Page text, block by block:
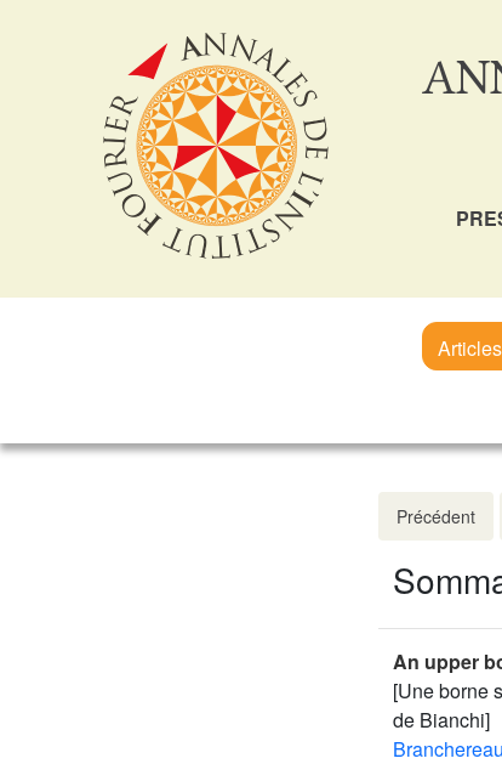
Précédent
An upper
[Une borne
de Bianchi]